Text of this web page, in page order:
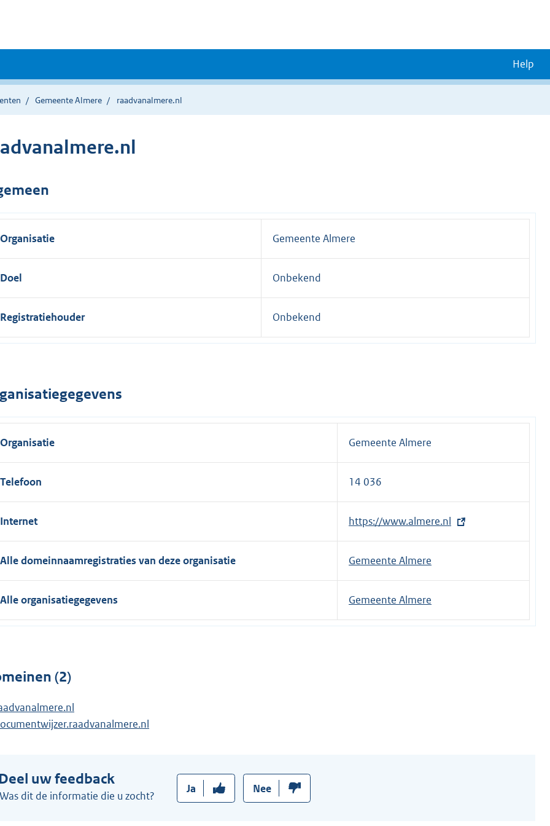
Help
Gemeente Almere raadvanalmere.nl
Organisatie Gemeente Almere
Doel Onbekend
Registratiehouder Onbekend
Organisatie Gemeente Almere
Telefoon 14 036
Internet
E
x
t
n
e
https://www.almere.nl
Alle domeinnaamregistraties van deze organisatie Gemeente Almere
Alle organisatiegegevens Gemeente Almere
(2)
uw feedback
Was dit de informatie die u zocht?
Ja Nee